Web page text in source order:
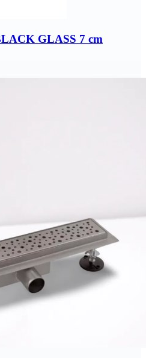
GLASS 7 cm